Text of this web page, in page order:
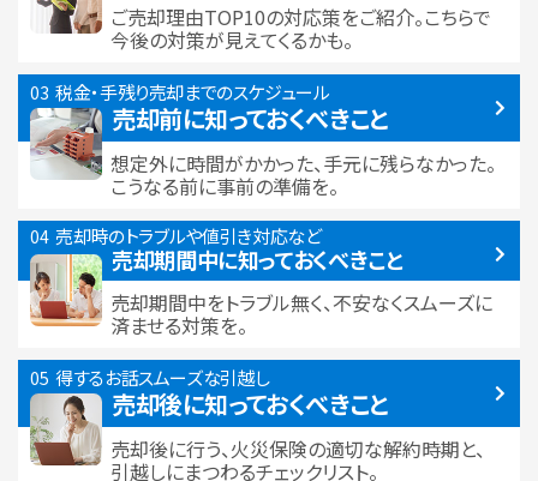
ご売却理由TOP10の対応策をご紹介。こちらで
今後の対策が見えてくるかも。
税金・手残り売却までのスケジュール
売却前に知っておくべきこと
想定外に時間がかかった、手元に残らなかった。
こうなる前に事前の準備を。
売却時のトラブルや値引き対応など
売却期間中に知っておくべきこと
売却期間中をトラブル無く、不安なくスムーズに
済ませる対策を。
得するお話スムーズな引越し
売却後に知っておくべきこと
売却後に行う、火災保険の適切な解約時期と、
引越しにまつわるチェックリスト。